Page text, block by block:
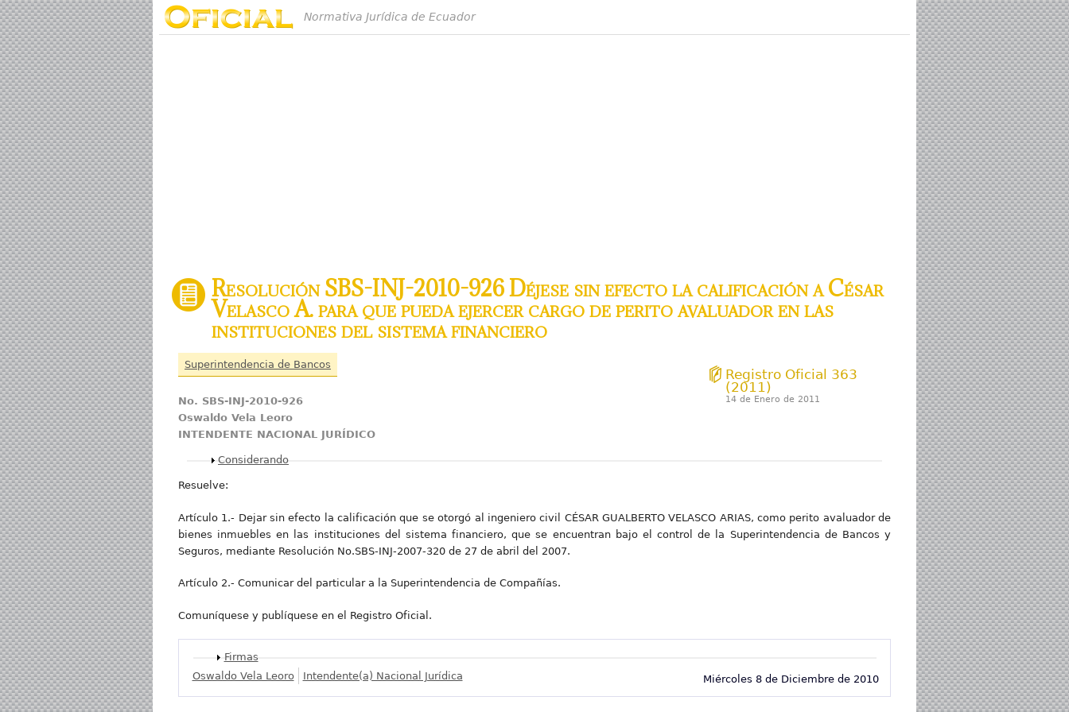
Normativa Jurídica de Ecuador
Resolución SBS-INJ-2010-926 Déjese sin efecto la calificación a César
Velasco A. para que pueda ejercer cargo de perito avaluador en las
instituciones del sistema financiero
Superintendencia de Bancos
Registro Oficial 363
(2011)
14 de Enero de 2011
No. SBS-INJ-2010-926
Oswaldo Vela Leoro
INTENDENTE NACIONAL JURÍDICO
Mostrar
Considerando
Resuelve:
Artículo 1.- Dejar sin efecto la calificación que se otorgó al ingeniero civil CÉSAR GUALBERTO VELASCO ARIAS, como perito avaluador de
bienes inmuebles en las instituciones del sistema financiero, que se encuentran bajo el control de la Superintendencia de Bancos y
Seguros, mediante Resolución No.SBS-INJ-2007-320 de 27 de abril del 2007.
Artículo 2.- Comunicar del particular a la Superintendencia de Compañías.
Comuníquese y publíquese en el Registro Oficial.
Mostrar
Firmas
Miércoles 8 de Diciembre de 2010
Oswaldo Vela Leoro Intendente(a) Nacional Jurídica